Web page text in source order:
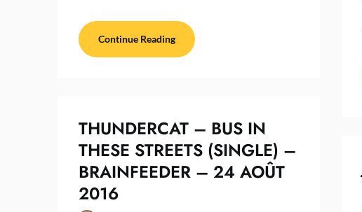
Continue Reading
THUNDERCAT – BUS IN
THESE STREETS (SINGLE) –
BRAINFEEDER – 24 AOÛT
2016